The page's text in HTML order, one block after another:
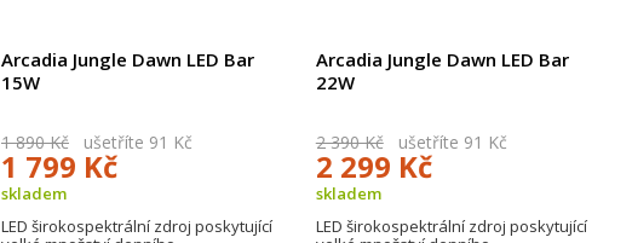
Arcadia Jungle Dawn LED Bar
15W
1 890 Kč ušetříte 91 Kč
1 799 Kč
skladem
LED širokospektrální zdroj poskytující
Arcadia Jungle Dawn LED Bar
22W
2 390 Kčušetříte 91 Kč
2 299 Kč
skladem
LED širokospektrální zdroj poskytující